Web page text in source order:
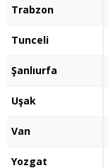
Trabzon
Tunceli
Şanlıurfa
Uşak
Van
Yozgat